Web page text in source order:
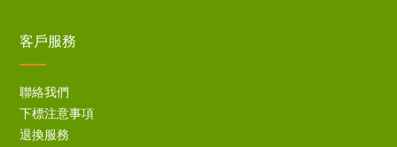
客戶服務
聯絡我們
下標注意事項
退換服務